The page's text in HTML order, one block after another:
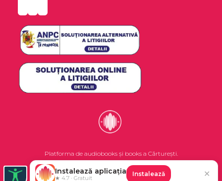
Platforma de audiobooks și books a Cărturești.
©2026 Nemo EPG SRL. Toate drepturile rezervate.
Instalează aplicația
★ 4.7 · Gratuit
Instalează ✕